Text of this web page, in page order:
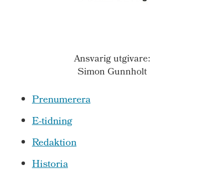
Ansvarig utgivare:
Simon Gunnholt
Prenumerera
E-tidning
Redaktion
Historia